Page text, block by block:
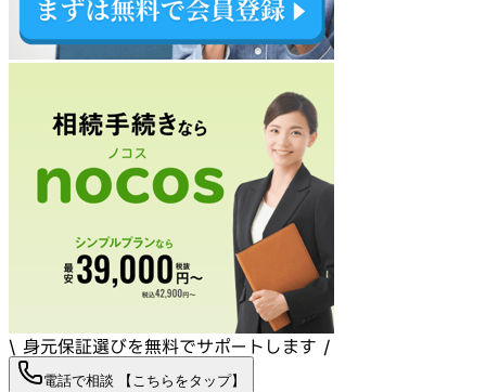
\ 身元保証選びを無料でサポートします /
電話で相談 【こちらをタップ】